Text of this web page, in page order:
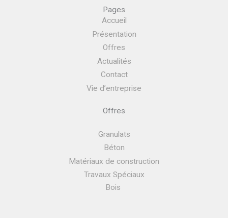
Pages
Accueil
Présentation
Offres
Actualités
Contact
Vie d’entreprise
Offres
Granulats
Béton
Matériaux de construction
Travaux Spéciaux
Bois